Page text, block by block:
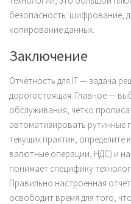
безопасность: шифрование,
копирование данных.
Заключение
Отчётность для IT — задача
дорогостоящая. Главное —
обслуживания, чётко
автоматизировать рутинные
текущих практик, определите
валютные операции, НДС) и
понимает специфику
Правильно настроенная
освободит время для того,